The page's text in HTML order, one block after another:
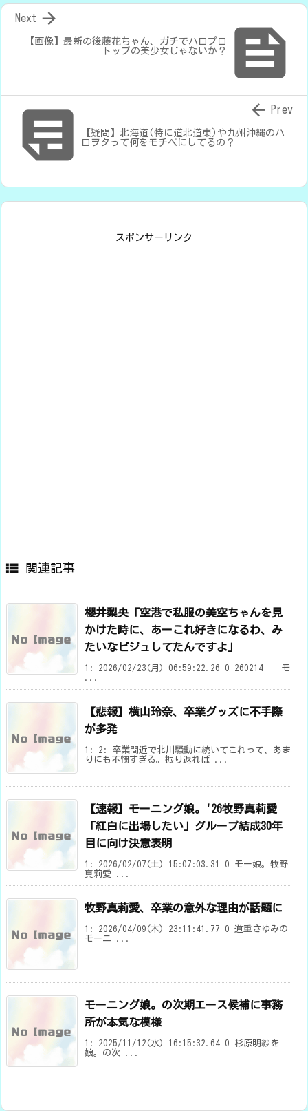

【画像】最新の後藤花ちゃん、ガチでハロプロ
トップの美少女じゃないか？

Next

【疑問】北海道(特に道北道東)や九州沖縄のハ
ロヲタって何をモチベにしてるの？
 Prev
スポンサーリンク
 関連記事
櫻井梨央「空港で私服の美空ちゃんを見
かけた時に、あーこれ好きになるわ、み
たいなビジュしてたんですよ」
1: 2026/02/23(月) 06:59:22.26 0 260214 「モ
...
【悲報】横山玲奈、卒業グッズに不手際
が多発
1: 2: 卒業間近で北川騒動に続いてこれって、あま
りにも不憫すぎる。振り返れば ...
【速報】モーニング娘。'26牧野真莉愛
「紅白に出場したい」グループ結成30年
目に向け決意表明
1: 2026/02/07(土) 15:07:03.31 0 モー娘。牧野
真莉愛 ...
牧野真莉愛、卒業の意外な理由が話題に
1: 2026/04/09(木) 23:11:41.77 0 道重さゆみの
モーニ ...
モーニング娘。の次期エース候補に事務
所が本気な模様
1: 2025/11/12(水) 16:15:32.64 0 杉原明紗を
娘。の次 ...